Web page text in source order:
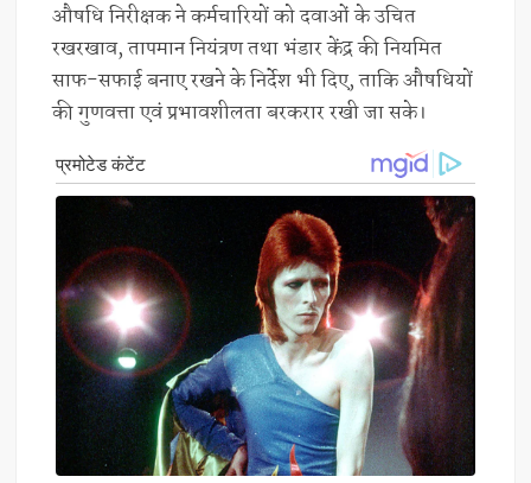
औषधि निरीक्षक ने कर्मचारियों को दवाओं के उचित
रखरखाव, तापमान नियंत्रण तथा भंडार केंद्र की नियमित
साफ-सफाई बनाए रखने के निर्देश भी दिए, ताकि औषधियों
की गुणवत्ता एवं प्रभावशीलता बरकरार रखी जा सके।